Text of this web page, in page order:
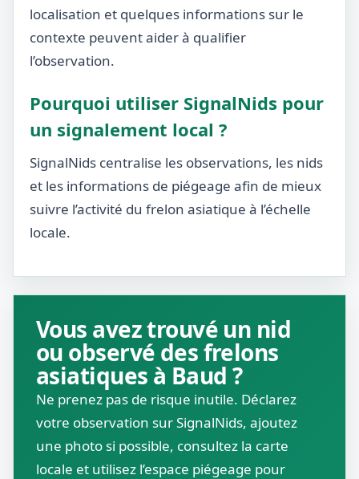
localisation et quelques informations sur le
contexte peuvent aider à qualifier
l’observation.
Pourquoi utiliser SignalNids pour
un signalement local ?
SignalNids centralise les observations, les nids
et les informations de piégeage afin de mieux
suivre l’activité du frelon asiatique à l’échelle
locale.
Vous avez trouvé un nid
ou observé des frelons
asiatiques à Baud ?
Ne prenez pas de risque inutile. Déclarez
votre observation sur SignalNids, ajoutez
une photo si possible, consultez la carte
locale et utilisez l’espace piégeage pour